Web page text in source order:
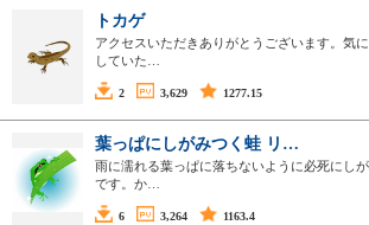
トカゲ
アクセスいただきありがとうございます。気
していた…
2 3,629 1277.15
葉っぱにしがみつく蛙 リ…
雨に濡れる葉っぱに落ちないように必死にし
です。か…
6 3,264 1163.4